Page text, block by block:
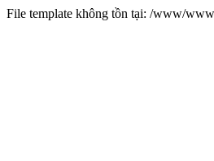
File template không tồn tại: /www/